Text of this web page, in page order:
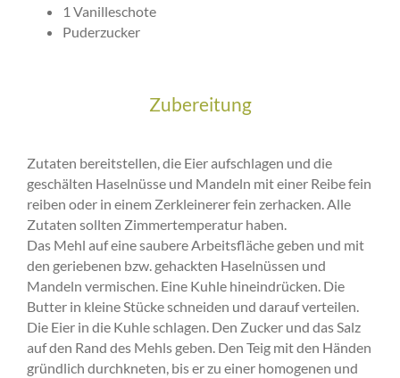
1 Vanilleschote
Puderzucker
Zubereitung
Zutaten bereitstellen, die Eier aufschlagen und die
geschälten Haselnüsse und Mandeln mit einer Reibe fein
reiben oder in einem Zerkleinerer fein zerhacken. Alle
Zutaten sollten Zimmertemperatur haben.
Das Mehl auf eine saubere Arbeitsfläche geben und mit
den geriebenen bzw. gehackten Haselnüssen und
Mandeln vermischen. Eine Kuhle hineindrücken. Die
Butter in kleine Stücke schneiden und darauf verteilen.
Die Eier in die Kuhle schlagen. Den Zucker und das Salz
auf den Rand des Mehls geben. Den Teig mit den Händen
gründlich durchkneten, bis er zu einer homogenen und